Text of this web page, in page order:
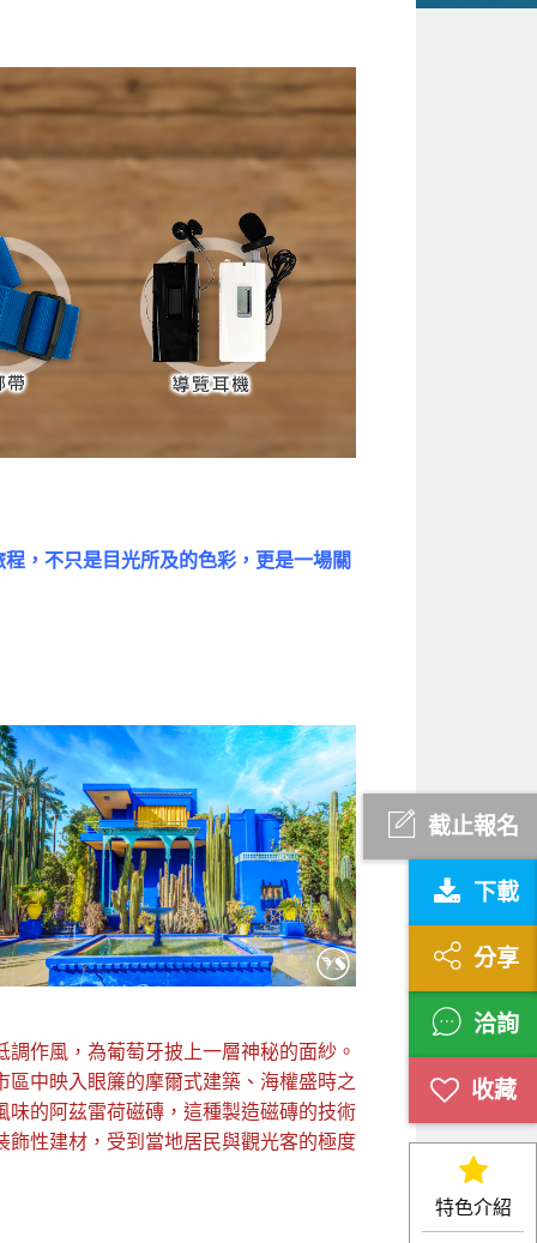
截止報名
下載
分享
洽詢
特色介紹
，不只是目光所及的色彩，更是一場關
作風，為葡萄牙披上一層神秘的面紗。
中映入眼簾的摩爾式建築、海權盛時之
的阿茲雷荷磁磚，這種製造磁磚的技術
性建材，受到當地居民與觀光客的極度